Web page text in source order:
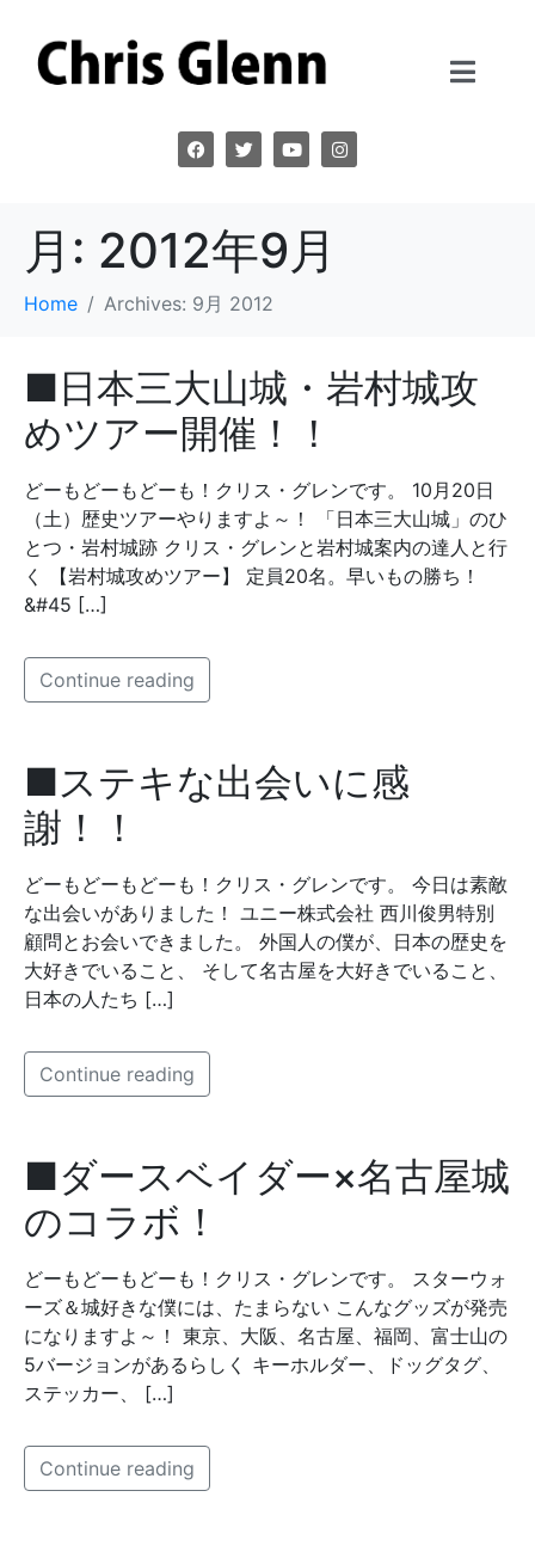
月: 2012年9月
Home Archives: 9月 2012
■日本三大山城・岩村城攻
めツアー開催！！
どーもどーもどーも！クリス・グレンです。 10月20日
（土）歴史ツアーやりますよ～！ 「日本三大山城」のひ
とつ・岩村城跡 クリス・グレンと岩村城案内の達人と行
く 【岩村城攻めツアー】 定員20名。早いもの勝ち！
&#45 […]
Continue reading
■ステキな出会いに感
謝！！
どーもどーもどーも！クリス・グレンです。 今日は素敵
な出会いがありました！ ユニー株式会社 西川俊男特別
顧問とお会いできました。 外国人の僕が、日本の歴史を
大好きでいること、 そして名古屋を大好きでいること、
日本の人たち […]
Continue reading
■ダースベイダー×名古屋城
のコラボ！
どーもどーもどーも！クリス・グレンです。 スターウォ
ーズ＆城好きな僕には、たまらない こんなグッズが発売
になりますよ～！ 東京、大阪、名古屋、福岡、富士山の
5バージョンがあるらしく キーホルダー、ドッグタグ、
ステッカー、 […]
Continue reading